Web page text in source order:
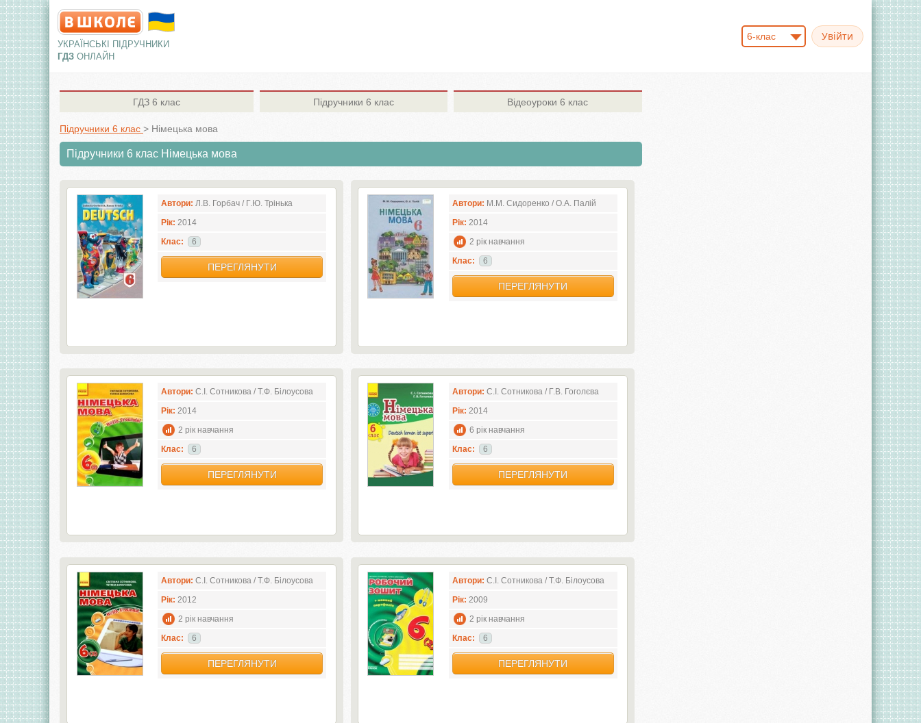
УКРАЇНСЬКІ ПІДРУЧНИКИ
ГДЗ ОНЛАЙН
6-клас
ГДЗ 6 клас Підручники 6 клас Відеоуроки 6 клас
Підручники 6 клас > Німецька мова
Підручники 6 клас Німецька мова
Автори: Л.В. Горбач / Г.Ю. Трінька
Рік: 2014
Клас:
6
ПЕРЕГЛЯНУТИ
Автори: М.М. Сидоренко / О.А. Палій
Рік: 2014
2 рік навчання
Клас:
6
ПЕРЕГЛЯНУТИ
Автори: С.І. Сотникова / Т.Ф. Білоусова
Рік: 2014
2 рік навчання
Клас:
6
ПЕРЕГЛЯНУТИ
Автори: С.І. Сотникова / Г.В. Гоголєва
Рік: 2014
6 рік навчання
Клас:
6
ПЕРЕГЛЯНУТИ
Автори: С.І. Сотникова / Т.Ф. Білоусова
Рік: 2012
2 рік навчання
Клас:
6
ПЕРЕГЛЯНУТИ
Автори: С.І. Сотникова / Т.Ф. Білоусова
Рік: 2009
2 рік навчання
Клас:
6
ПЕРЕГЛЯНУТИ